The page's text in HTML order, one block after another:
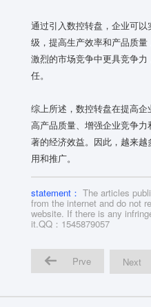
通过引入数控转盘，企业可
级，提高生产效率和产品质
激烈的市场竞争中更具竞争
任。
综上所述，数控转盘在提高
高产品质量、增强企业竞争
著的经济效益。因此，越来
用和推广。
statement： The articles
from the internet and do not
website. If there is any
it.QQ：1545879057
Prve Next